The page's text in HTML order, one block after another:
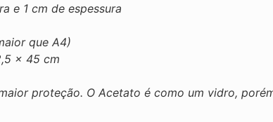
e 1 cm de espessura
que A4)
x 45 cm
proteção. O Acetato é como um vidro,